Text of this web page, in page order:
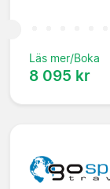
Läs mer/Boka
8 095 kr